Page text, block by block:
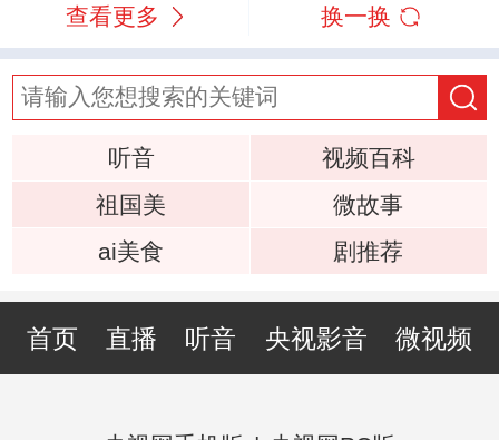
查看更多 换一换
听音
视频百科
祖国美
微故事
ai美食
剧推荐
首页 直播 听音 央视影音 微视频